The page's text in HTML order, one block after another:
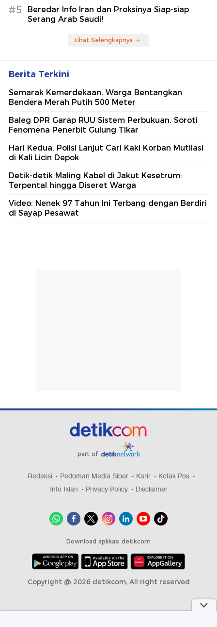
#5
Beredar Info Iran dan Proksinya Siap-siap
Serang Arab Saudi!
Lihat Selengkapnya
Berita Terkini
Semarak Kemerdekaan, Warga Bentangkan
Bendera Merah Putih 500 Meter
Baleg DPR Garap RUU Sistem Perbukuan, Soroti
Fenomena Penerbit Gulung Tikar
Hari Kedua, Polisi Lanjut Cari Kaki Korban Mutilasi
di Kali Licin Depok
Detik-detik Maling Kabel di Jakut Kesetrum:
Terpental hingga Diseret Warga
Video: Nenek 97 Tahun Ini Terbang dengan Berdiri
di Sayap Pesawat
part of
Redaksi Pedoman Media Siber Karir
Kotak Pos
Info Iklan
Privacy Policy Disclaimer
Download aplikasi detikcom
Copyright @ 2026 detikcom, All right reserved